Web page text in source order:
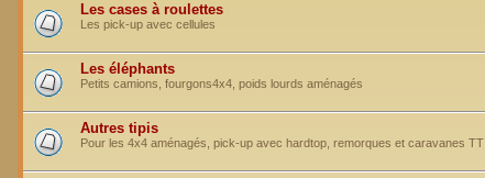
Les cases à roulettes
Les pick-up avec cellules
Les éléphants
Petits camions, fourgons4x4, poids lourds aménagés
Autres tipis
Pour les 4x4 aménagés, pick-up avec hardtop, remorques et caravanes TT